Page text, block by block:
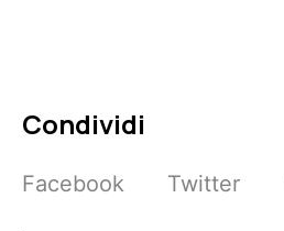
Condividi
Facebook Twitter